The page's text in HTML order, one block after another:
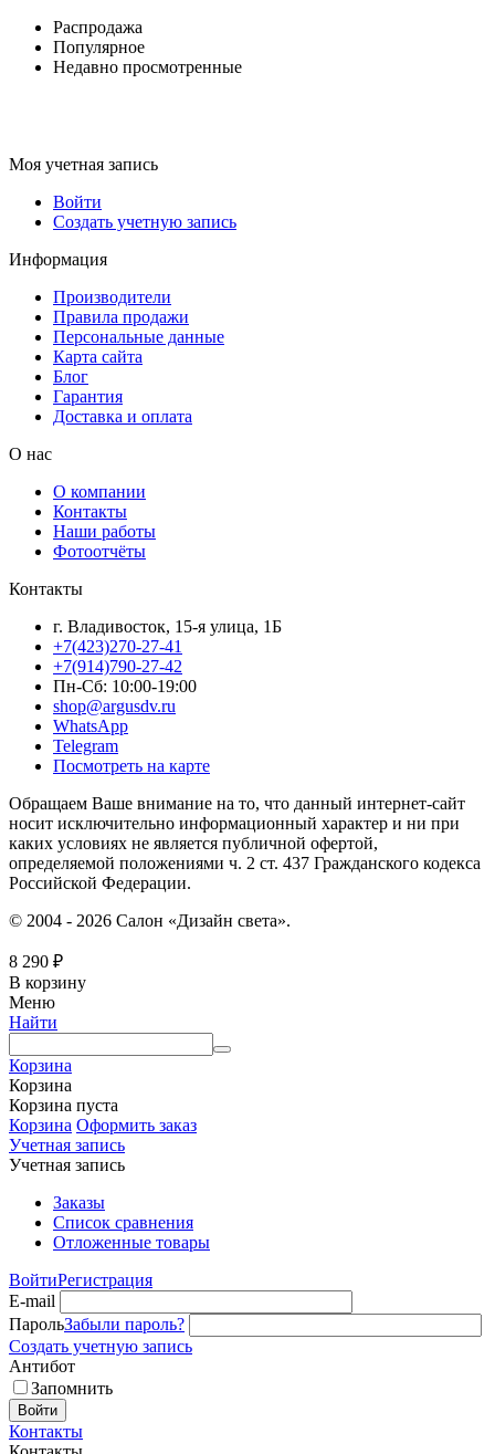
Распродажа
Популярное
Недавно просмотренные
Моя учетная запись
Войти
Создать учетную запись
Информация
Производители
Правила продажи
Персональные данные
Карта сайта
Блог
Гарантия
Доставка и оплата
О нас
О компании
Контакты
Наши работы
Фотоотчёты
Контакты
г. Владивосток, 15-я улица, 1Б
+7(423)270-27-41
+7(914)790-27-42
Пн-Сб: 10:00-19:00
shop@argusdv.ru
WhatsApp
Telegram
Посмотреть на карте
Обращаем Ваше внимание на то, что данный интернет-сайт
носит исключительно информационный характер и ни при
каких условиях не является публичной офертой,
определяемой положениями ч. 2 ст. 437 Гражданского кодекса
Российской Федерации.
© 2004 - 2026 Салон «Дизайн света».
8 290 ₽
В корзину
Меню
Найти
Корзина
Корзина
Корзина пуста
Корзина Оформить заказ
Учетная запись
Учетная запись
Заказы
Список сравнения
Отложенные товары
ВойтиРегистрация
E-mail
ПарольЗабыли пароль?
Создать учетную запись
Антибот
Запомнить
Войти
Контакты